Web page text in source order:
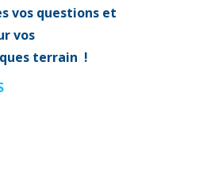
vos questions et
vos
terrain !